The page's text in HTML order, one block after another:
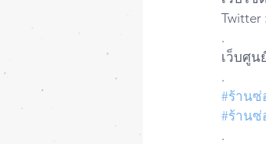
Twitter :
.
เว็บศูน
.
#ร้านซ่
#ร้าน
.